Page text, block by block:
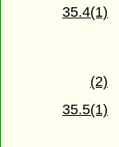
35.4(1)
(2)
35.5(1)